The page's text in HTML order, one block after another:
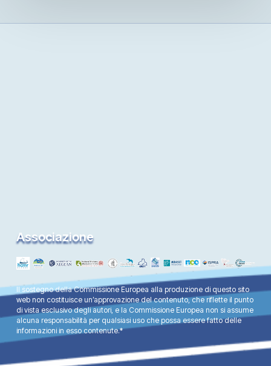
Associazione
Il sostegno della Commissione Europea alla produzione di questo sito
web non costituisce un’approvazione del contenuto, che riflette il punto
di vista esclusivo degli autori, e la Commissione Europea non si assume
alcuna responsabilità per qualsiasi uso che possa essere fatto delle
informazioni in esso contenute.*